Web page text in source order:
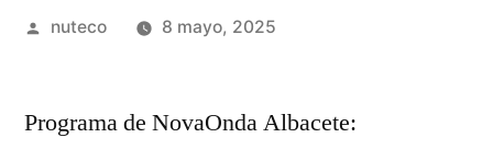
Publicada
nuteco 8 mayo, 2025
Programa de NovaOnda Albacete: